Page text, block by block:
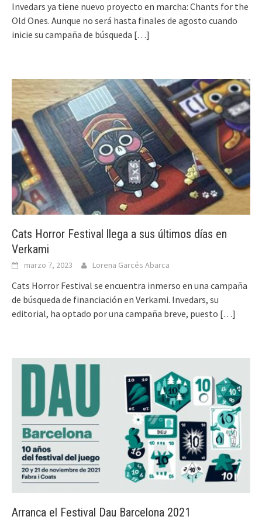
Invedars ya tiene nuevo proyecto en marcha: Chants for the
Old Ones. Aunque no será hasta finales de agosto cuando
inicie su campaña de búsqueda […]
Cats Horror Festival llega a sus últimos días en
Verkami
marzo 7, 2023 Lorena Garcés Abarca
Cats Horror Festival se encuentra inmerso en una campaña
de búsqueda de financiación en Verkami. Invedars, su
editorial, ha optado por una campaña breve, puesto […]
Arranca el Festival Dau Barcelona 2021